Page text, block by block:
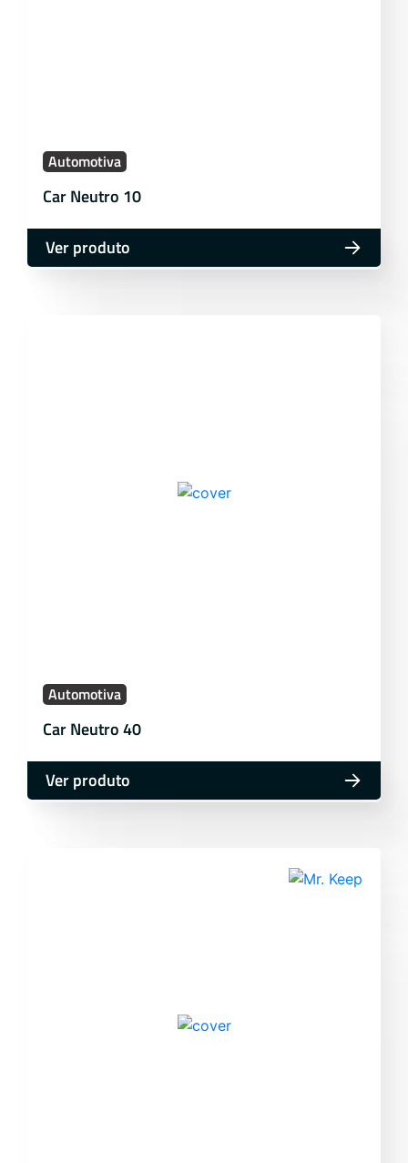
Automotiva
Car Neutro 10
Ver produto
Automotiva
Car Neutro 40
Ver produto